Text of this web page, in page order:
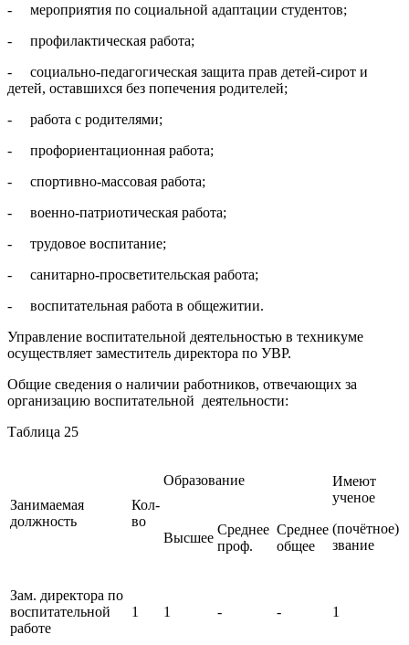
- мероприятия по социальной адаптации студентов;
- профилактическая работа;
- социально-педагогическая защита прав детей-сирот и
детей, оставшихся без попечения родителей;
- работа с родителями;
- профориентационная работа;
- спортивно-массовая работа;
- военно-патриотическая работа;
- трудовое воспитание;
- санитарно-просветительская работа;
- воспитательная работа в общежитии.
Управление воспитательной деятельностью в техникуме
осуществляет заместитель директора по УВР.
Общие сведения о наличии работников, отвечающих за
организацию воспитательной деятельности:
Таблица 25
Занимаемая
должность
Кол-
во
Образование
Имеют
ученое
(почётное)
звание
Высшее
Среднее
проф.
Среднее
общее
Зам. директора по
воспитательной
работе
1 1 - - 1